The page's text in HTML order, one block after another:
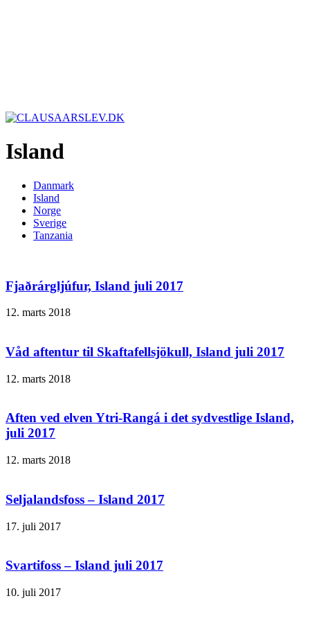
Island
Danmark
Island
Norge
Sverige
Tanzania
Fjaðrárgljúfur, Island juli 2017
12. marts 2018
Våd aftentur til Skaftafellsjökull, Island juli 2017
12. marts 2018
Aften ved elven Ytri-Rangá i det sydvestlige Island,
juli 2017
12. marts 2018
Seljalandsfoss – Island 2017
17. juli 2017
Svartifoss – Island juli 2017
10. juli 2017